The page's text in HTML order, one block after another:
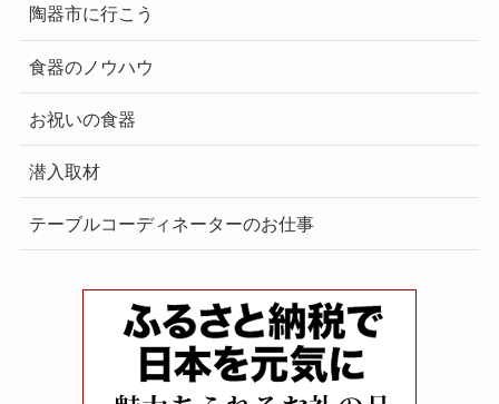
陶器市に行こう
食器のノウハウ
お祝いの食器
潜入取材
テーブルコーディネーターのお仕事